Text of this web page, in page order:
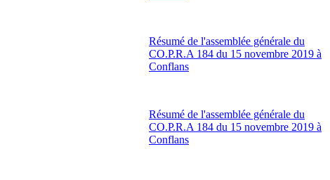
Résumé de l'assemblée générale du
CO.P.R.A 184 du 15 novembre 2019 à
Conflans
Résumé de l'assemblée générale du
CO.P.R.A 184 du 15 novembre 2019 à
Conflans